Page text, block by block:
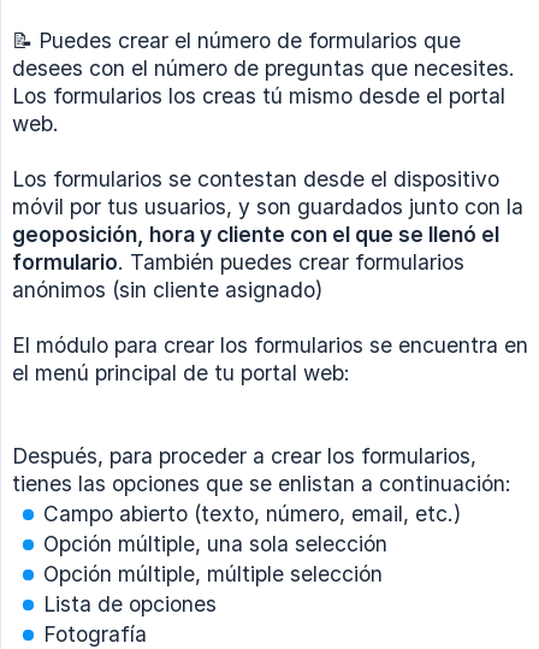
📝 Puedes crear el número de formularios que
desees con el número de preguntas que necesites.
Los formularios los creas tú mismo desde el portal
web.
Los formularios se contestan desde el dispositivo
móvil por tus usuarios, y son guardados junto con la
geoposición, hora y cliente con el que se llenó el
formulario. También puedes crear formularios
anónimos (sin cliente asignado)
El módulo para crear los formularios se encuentra en
el menú principal de tu portal web:
Después, para proceder a crear los formularios,
tienes las opciones que se enlistan a continuación:
Campo abierto (texto, número, email, etc.)
Opción múltiple, una sola selección
Opción múltiple, múltiple selección
Lista de opciones
Fotografía